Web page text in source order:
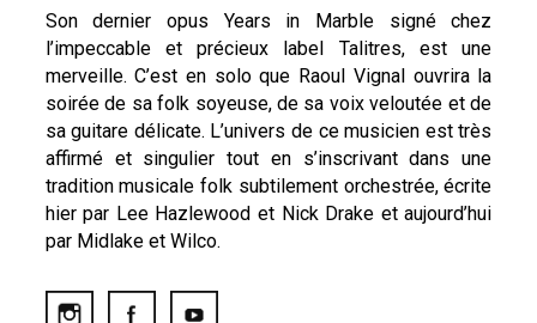
Son dernier opus Years in Marble signé chez
l’impeccable et précieux label Talitres, est une
merveille. C’est en solo que Raoul Vignal ouvrira la
soirée de sa folk soyeuse, de sa voix veloutée et de
sa guitare délicate. L’univers de ce musicien est très
affirmé et singulier tout en s’inscrivant dans une
tradition musicale folk subtilement orchestrée, écrite
hier par Lee Hazlewood et Nick Drake et aujourd’hui
par Midlake et Wilco.